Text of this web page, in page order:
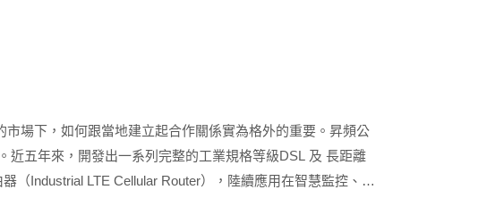
場下，如何跟當地建立起合作關係實為格外的重要。昇頻公
五年來，開發出一系列完整的工業規格等級DSL 及 長距離
（Industrial LTE Cellular Router），陸續應用在智慧監控、電